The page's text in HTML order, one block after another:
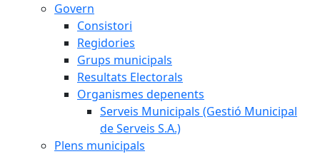
Govern
Consistori
Regidories
Grups municipals
Resultats Electorals
Organismes depenents
Serveis Municipals (Gestió Municipal
de Serveis S.A.)
Plens municipals